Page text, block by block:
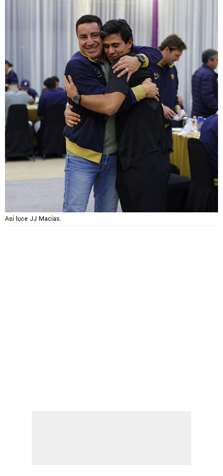
Así luce JJ Macías.